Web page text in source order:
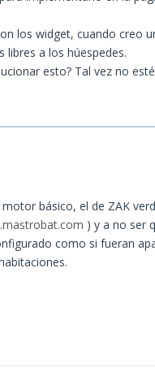
los widget, cuando creo
libres a los húespedes.
esto? Tal vez no
básico, el de ZAK
) y a no ser
como si fueran